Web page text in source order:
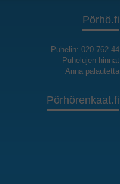
Pörhö.fi
Puhelin: 020 762 44
Puhelujen hinnat
Anna palautetta
Pörhörenkaat.fi